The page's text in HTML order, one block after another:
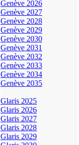
Genève 2026
Genève 2027
Genève 2028
Genève 2029
Genève 2030
Genève 2031
Genève 2032
Genève 2033
Genève 2034
Genève 2035
Glaris 2025
Glaris 2026
Glaris 2027
Glaris 2028
Glaris 2029